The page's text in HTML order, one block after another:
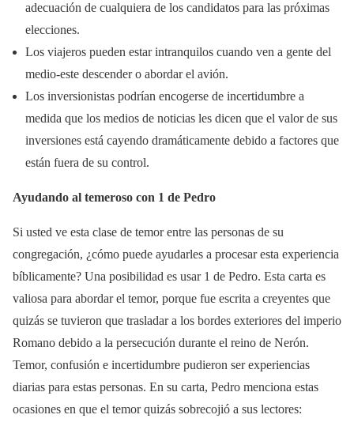
adecuación de cualquiera de los candidatos para las próximas
elecciones.
Los viajeros pueden estar intranquilos cuando ven a gente del
medio-este descender o abordar el avión.
Los inversionistas podrían encogerse de incertidumbre a
medida que los medios de noticias les dicen que el valor de sus
inversiones está cayendo dramáticamente debido a factores que
están fuera de su control.
Ayudando al temeroso con 1 de Pedro
Si usted ve esta clase de temor entre las personas de su
congregación, ¿cómo puede ayudarles a procesar esta experiencia
bíblicamente? Una posibilidad es usar 1 de Pedro. Esta carta es
valiosa para abordar el temor, porque fue escrita a creyentes que
quizás se tuvieron que trasladar a los bordes exteriores del imperio
Romano debido a la persecución durante el reino de Nerón.
Temor, confusión e incertidumbre pudieron ser experiencias
diarias para estas personas. En su carta, Pedro menciona estas
ocasiones en que el temor quizás sobrecojió a sus lectores: